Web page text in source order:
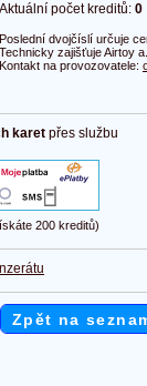
Aktuální počet kreditů: 0
Poslední dvojčíslí určuje
Technicky zajišťuje Airtoy
Kontakt na provozovatele:
karet přes službu
200 kreditů)
Zpět na